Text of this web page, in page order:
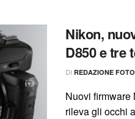
Nikon,
D850 e tre
DI REDAZIONE
Nuovi firmware
rileva gli occhi